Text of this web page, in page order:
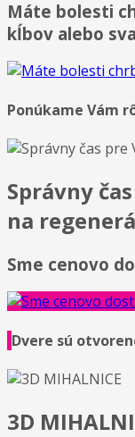
Máte bolesti
kĺbov alebo
Ponúkame Vám
Správny
na
Sme cenovo
Dvere sú
3D